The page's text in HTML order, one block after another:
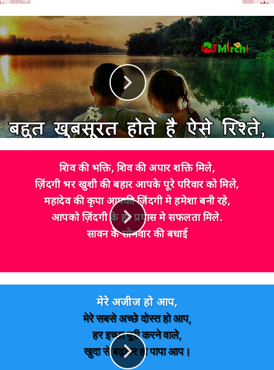
शिव की भक्ति, शिव की अपार शक्ति मिले,
ज़िंदगी भर खुशी की बहार आपके पूरे परिवार को मिले,
महादेव की कृपा आपकी ज़िंदगी मे हमेशा बनी रहे,
आपको ज़िंदगी के हर प्रयास मे सफलता मिले.
सावन के सोमवार की बधाई
मेरे अजीज हो आप,
मेरे सबसे अच्छे दोस्त हो आप,
हर इच्छा पूरी करने वाले,
खुदा से बढ़कर हो पापा आप।